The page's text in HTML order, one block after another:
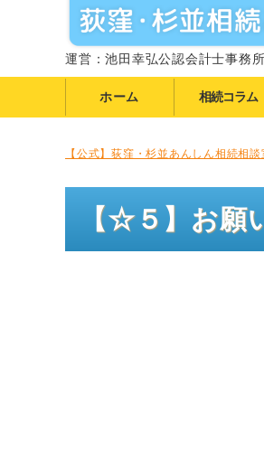
運営：池田幸弘公認会計士事務所
ホーム 相続コラム
【公式】荻窪・杉並あんしん相続相
【☆５】お願